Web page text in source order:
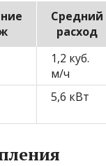
Средний
расход
1,2 куб.
м/ч
5,6 кВт